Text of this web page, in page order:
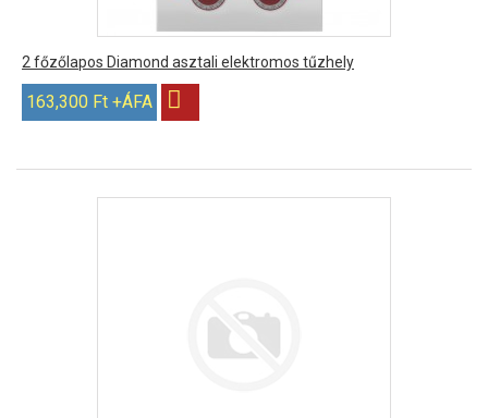
2 főzőlapos Diamond asztali elektromos tűzhely
163,300 Ft +ÁFA